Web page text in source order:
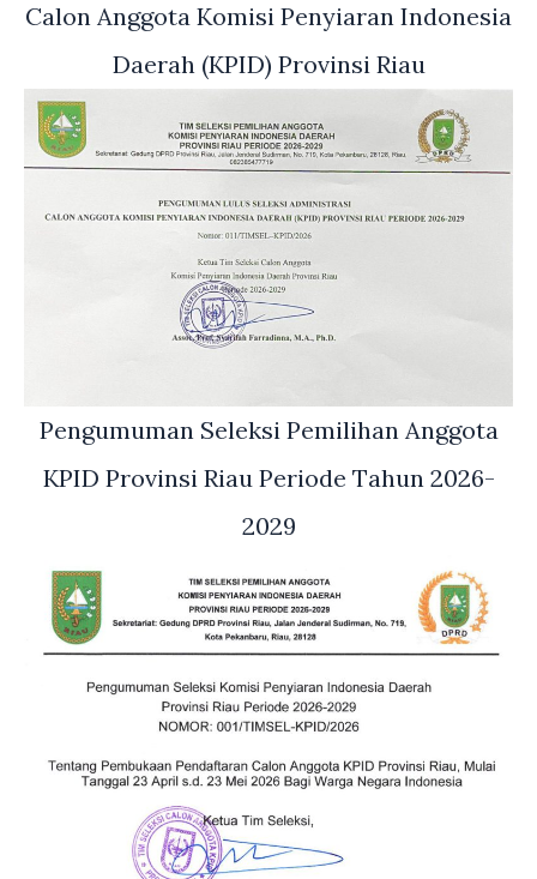
Calon Anggota Komisi Penyiaran Indonesia
Daerah (KPID) Provinsi Riau
Pengumuman Seleksi Pemilihan Anggota
KPID Provinsi Riau Periode Tahun 2026-
2029